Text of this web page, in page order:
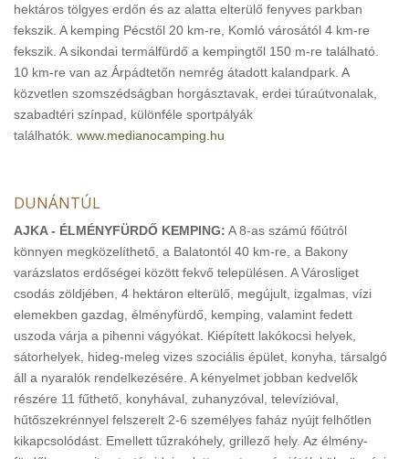
hektáros tölgyes erdőn és az alatta elterülő fenyves parkban
fekszik. A kemping Pécstől 20 km-re, Komló városától 4 km-re
fekszik. A sikondai termálfürdő a kempingtől 150 m-re található.
10 km-re van az Árpádtetőn nemrég átadott kalandpark. A
közvetlen szomszédságban horgásztavak, erdei túraútvonalak,
szabadtéri színpad, különféle sportpályák
találhatók. www.medianocamping.hu
DUNÁNTÚL
AJKA - ÉLMÉNYFÜRDŐ KEMPING: A 8-as számú főútról
könnyen megközelíthető, a Balatontól 40 km-re, a Bakony
varázslatos erdőségei között fekvő településen. A Városliget
csodás zöldjében, 4 hektáron elterülő, megújult, izgalmas, vízi
elemekben gazdag, élményfürdő, kemping, valamint fedett
uszoda várja a pihenni vágyókat. Kiépített lakókocsi helyek,
sátorhelyek, hideg-meleg vizes szociális épület, konyha, társalgó
áll a nyaralók rendelkezésére. A kényelmet jobban kedvelők
részére 11 fűthető, konyhával, zuhanyzóval, televízióval,
hűtőszekrénnyel felszerelt 2-6 személyes faház nyújt felhőtlen
kikapcsolódást. Emellett tűzrakóhely, grillező hely. Az élmény-